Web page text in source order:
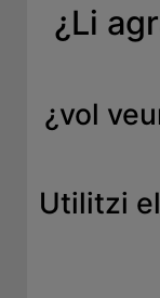
¿Li
¿vol
Utilitzi